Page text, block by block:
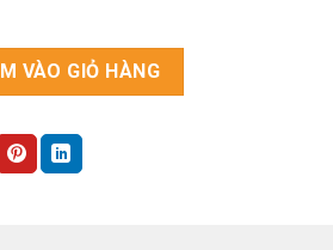
cao cấp HIKVISION DS-9664NI-M16 số
VÀO GIỎ HÀNG